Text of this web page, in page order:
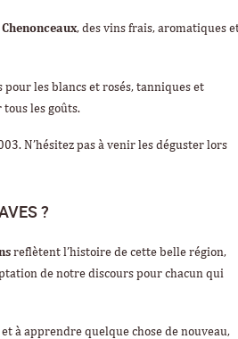
, des vins frais, aromatiques
pour les blancs et rosés, tanniques et
les goûts.
N’hésitez pas à venir les déguster lors
?
reflètent l’histoire de cette belle région,
de notre discours pour chacun qui
à apprendre quelque chose de nouveau,